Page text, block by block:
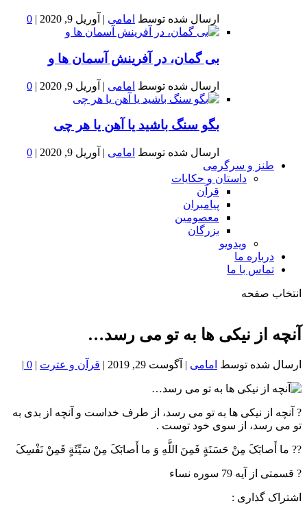
ارسال شده توسط امامی | آوریل 9, 2020 |
0
بى گمان، در آفرينش آسمان ها و
ارسال شده توسط امامی | آوریل 9, 2020 |
0
بگو سنگ باشید یا آهن یا هر چی
ارسال شده توسط امامی | آوریل 9, 2020 |
0
طنز و سرگرمی
داستان و حکایات
قرآن
پیامبران
معصومین
بزرگان
ویدویو
درباره ما
تماس با ما
انتخاب صفحه
خون
شمال
آنچه از نیکی ها به تو می رسد…
ارسال شده توسط امامی | آگوست 29, 2019 | قرآن و عترت |
0
|
? آنچه از نیکی ها به تو می رسد، از طرف خداست و آنچه از بدی به
تو می رسد، از سوی خود توست .
?? ما أَصابَکَ مِنْ حَسَنَةٍ فَمِنَ اللَّهِ وَ ما أَصابَکَ مِنْ سَيِّئَةٍ فَمِنْ نَفْسِکَ
? قسمتی از آیه 79 سوره نساء
اشتراک گذاری :